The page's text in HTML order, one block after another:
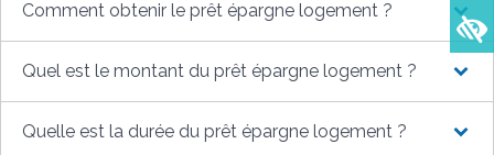
Comment obtenir le prêt épargne logement ?
Quel est le montant du prêt épargne logement ?
Quelle est la durée du prêt épargne logement ?